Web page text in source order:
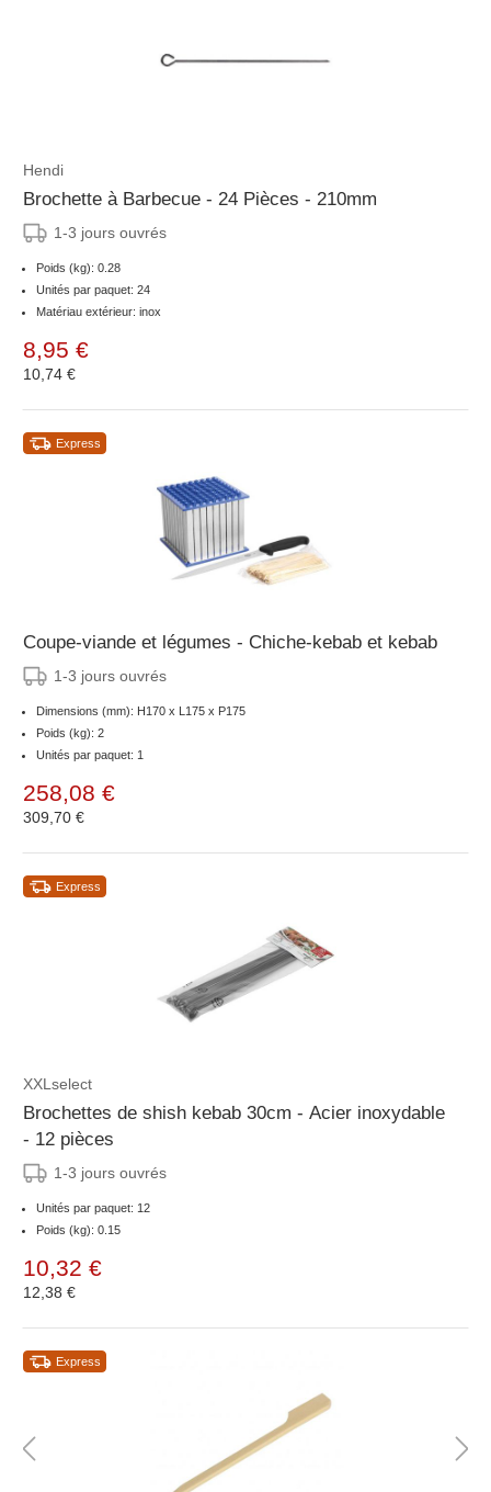
Hendi
Brochette à Barbecue - 24 Pièces - 210mm
1-3 jours ouvrés
Poids (kg): 0.28
Unités par paquet: 24
Matériau extérieur: inox
8,95 €
10,74 €
Express
Coupe-viande et légumes - Chiche-kebab et kebab
1-3 jours ouvrés
Dimensions (mm): H170 x L175 x P175
Poids (kg): 2
Unités par paquet: 1
258,08 €
309,70 €
Express
XXLselect
Brochettes de shish kebab 30cm - Acier inoxydable
- 12 pièces
1-3 jours ouvrés
Unités par paquet: 12
Poids (kg): 0.15
10,32 €
12,38 €
Express